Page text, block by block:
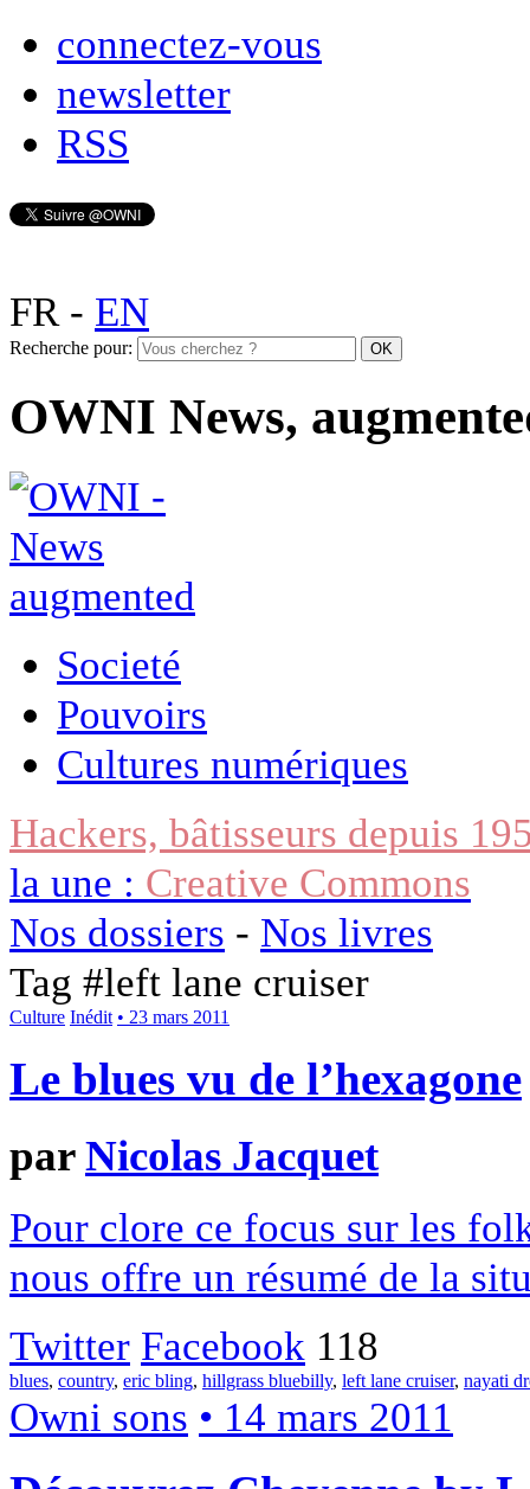
connectez-vous
newsletter
RSS
FR- EN
Recherche pour:
OWNI News,
Societé
Pouvoirs
Cultures numériques
Hackers, bâtisseurs depuis
la une : Creative Commons
Nos dossiers - Nos livres
Tag #left lane cruiser
Culture Inédit • 23 mars 2011
Le blues vu de l’hexagone
parNicolas Jacquet
Pour clore ce focus sur les
nous offre un résumé de la
Twitter Facebook 118
blues, country, eric bling, hillgrass bluebilly, left lane cruiser, nayati
Owni sons • 14 mars 2011